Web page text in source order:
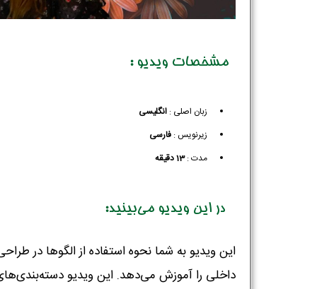
مشخصات ویدیو :
زبان اصلی : انگلیسی
زیرنویس :‌ فارسی
مدت :13 دقیقه
در این ویدیو می‌بینید:
این ویدیو به شما نحوه استفاده از الگوها در
داخلی را آموزش می‌دهد. این ویدیو